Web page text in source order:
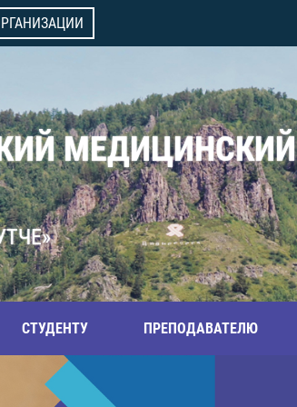
МЕДИЦИНСКИЙ
СТУДЕНТУ ПРЕПОДАВАТЕЛЮ